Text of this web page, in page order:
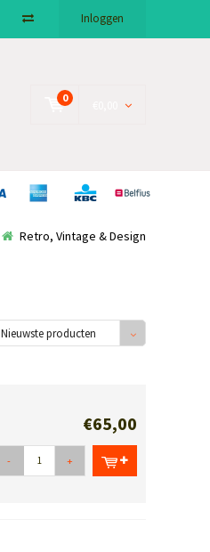
Inloggen
0
Retro, Vintage & Design
Nieuwste producten
€65,00
- +